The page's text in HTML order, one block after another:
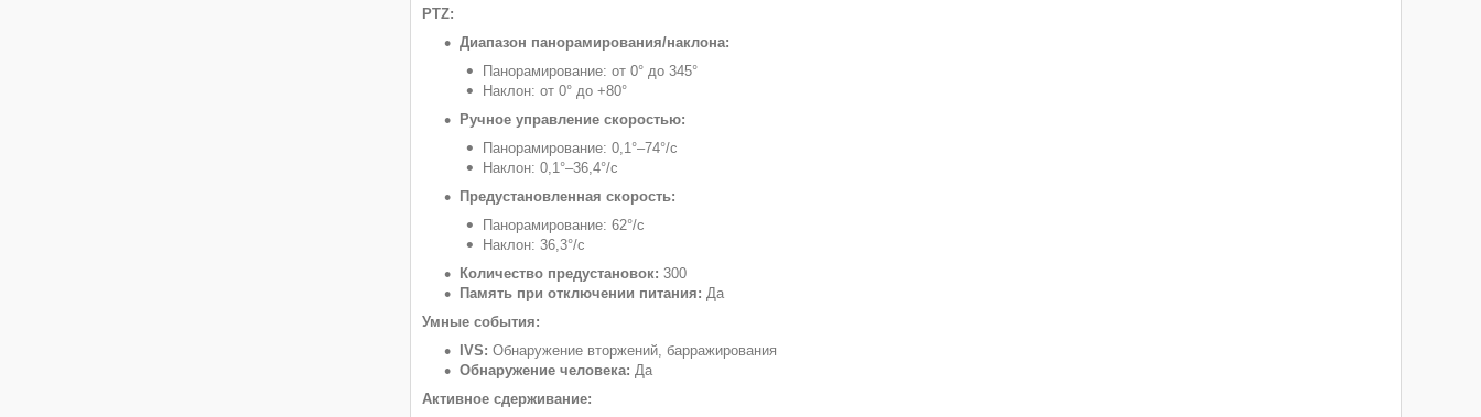
PTZ:
Диапазон панорамирования/наклона:
Панорамирование: от 0° до 345°
Наклон: от 0° до +80°
Ручное управление скоростью:
Панорамирование: 0,1°–74°/с
Наклон: 0,1°–36,4°/с
Предустановленная скорость:
Панорамирование: 62°/с
Наклон: 36,3°/с
Количество предустановок: 300
Память при отключении питания: Да
Умные события:
IVS: Обнаружение вторжений, барражирования
Обнаружение человека: Да
Активное сдерживание: